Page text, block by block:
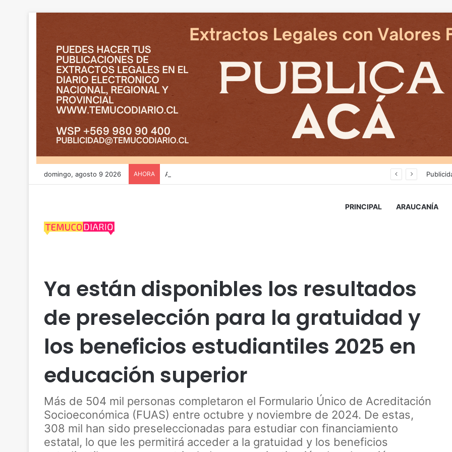
domingo, agosto 9 2026 AHORA
PRINCIPAL ARAUCANÍA
Ya están disponibles los resultados
de preselección para la gratuidad y
los beneficios estudiantiles 2025 en
educación superior
Más de 504 mil personas completaron el Formulario Único de Acreditación
Socioeconómica (FUAS) entre octubre y noviembre de 2024. De estas,
308 mil han sido preseleccionadas para estudiar con financiamiento
estatal, lo que les permitirá acceder a la gratuidad y los beneficios